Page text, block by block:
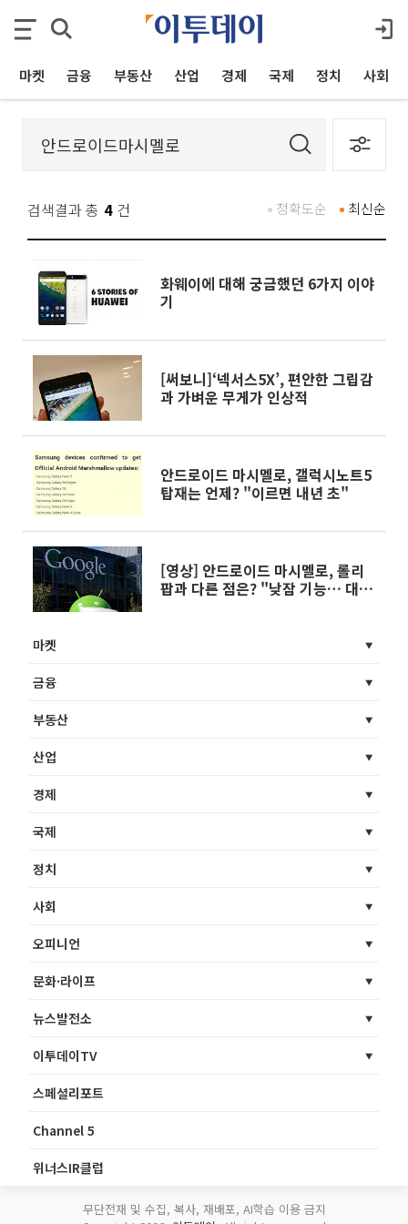
마켓 금융 부동산 산업 경제 국제 정치 사회
검색결과 총 4 건 최신순
정확도순
화웨이에 대해 궁금했던 6가지 이야
기
[써보니]‘넥서스5X’, 편안한 그립감
과 가벼운 무게가 인상적
안드로이드 마시멜로, 갤럭시노트5
탑재는 언제? "이르면 내년 초"
[영상] 안드로이드 마시멜로, 롤리
팝과 다른 점은? "낮잠 기능… 대기
마켓
금융
부동산
산업
경제
국제
정치
사회
오피니언
문화·라이프
뉴스발전소
이투데이TV
스페셜리포트
Channel 5
위너스IR클럽
무단전재 및 수집, 복사, 재배포, AI학습 이용 금지